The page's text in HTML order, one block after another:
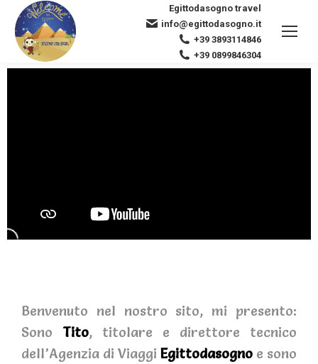
Egittodasogno travel
info@egittodasogno.it
+39 3893114846
+39 0899846304
Benvenuto nel nostro sito, mi presento:
Sono Tito, titolare e direttore tecnico
dell’Agenzia di Viaggi Egittodasogno e sono